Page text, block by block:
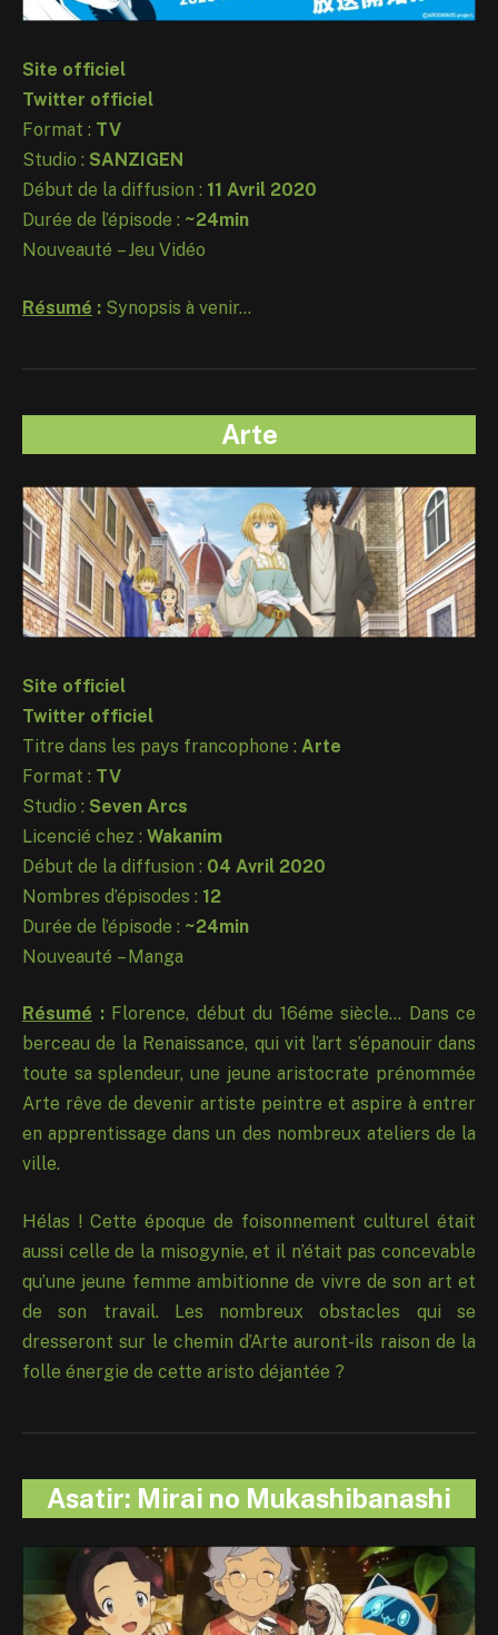
Site officiel
Twitter officiel
Format : TV
Studio : SANZIGEN
Début de la diffusion : 11 Avril 2020
Durée de l’épisode : ~24min
Nouveauté – Jeu Vidéo
Résumé : Synopsis à venir…
Arte
Site officiel
Twitter officiel
Titre dans les pays francophone : Arte
Format : TV
Studio : Seven Arcs
Licencié chez : Wakanim
Début de la diffusion : 04 Avril 2020
Nombres d’épisodes : 12
Durée de l’épisode : ~24min
Nouveauté – Manga
Résumé : Florence, début du 16éme siècle… Dans ce
berceau de la Renaissance, qui vit l’art s’épanouir dans
toute sa splendeur, une jeune aristocrate prénommée
Arte rêve de devenir artiste peintre et aspire à entrer
en apprentissage dans un des nombreux ateliers de la
ville.
Hélas ! Cette époque de foisonnement culturel était
aussi celle de la misogynie, et il n’était pas concevable
qu’une jeune femme ambitionne de vivre de son art et
de son travail. Les nombreux obstacles qui se
dresseront sur le chemin d’Arte auront-ils raison de la
folle énergie de cette aristo déjantée ?
Asatir: Mirai no Mukashibanashi